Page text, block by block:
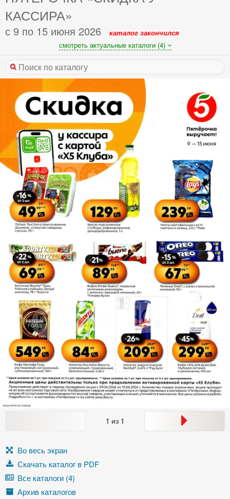
КАССИРА»
с 9 по 15 июня 2026
каталог закончился
смотреть актуальные каталоги (4)
1 из 1
Во весь экран
Скачать каталог в PDF
Все каталоги (4)
Архив каталогов